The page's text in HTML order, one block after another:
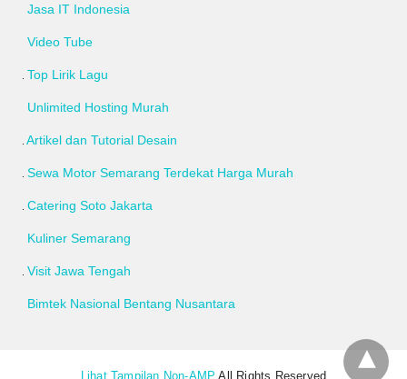
Jasa IT Indonesia
Video Tube
Top Lirik Lagu
Unlimited Hosting Murah
Artikel dan Tutorial Desain
Sewa Motor Semarang Terdekat Harga Murah
Catering Soto Jakarta
Kuliner Semarang
Visit Jawa Tengah
Bimtek Nasional Bentang Nusantara
Lihat Tampilan Non-AMP All Rights Reserved